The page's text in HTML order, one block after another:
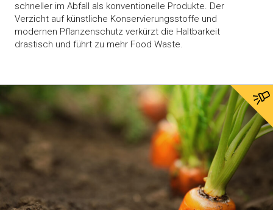
schneller im Abfall als konventionelle Produkte. Der
Verzicht auf künstliche Konservierungsstoffe und
modernen Pflanzenschutz verkürzt die Haltbarkeit
drastisch und führt zu mehr Food Waste.